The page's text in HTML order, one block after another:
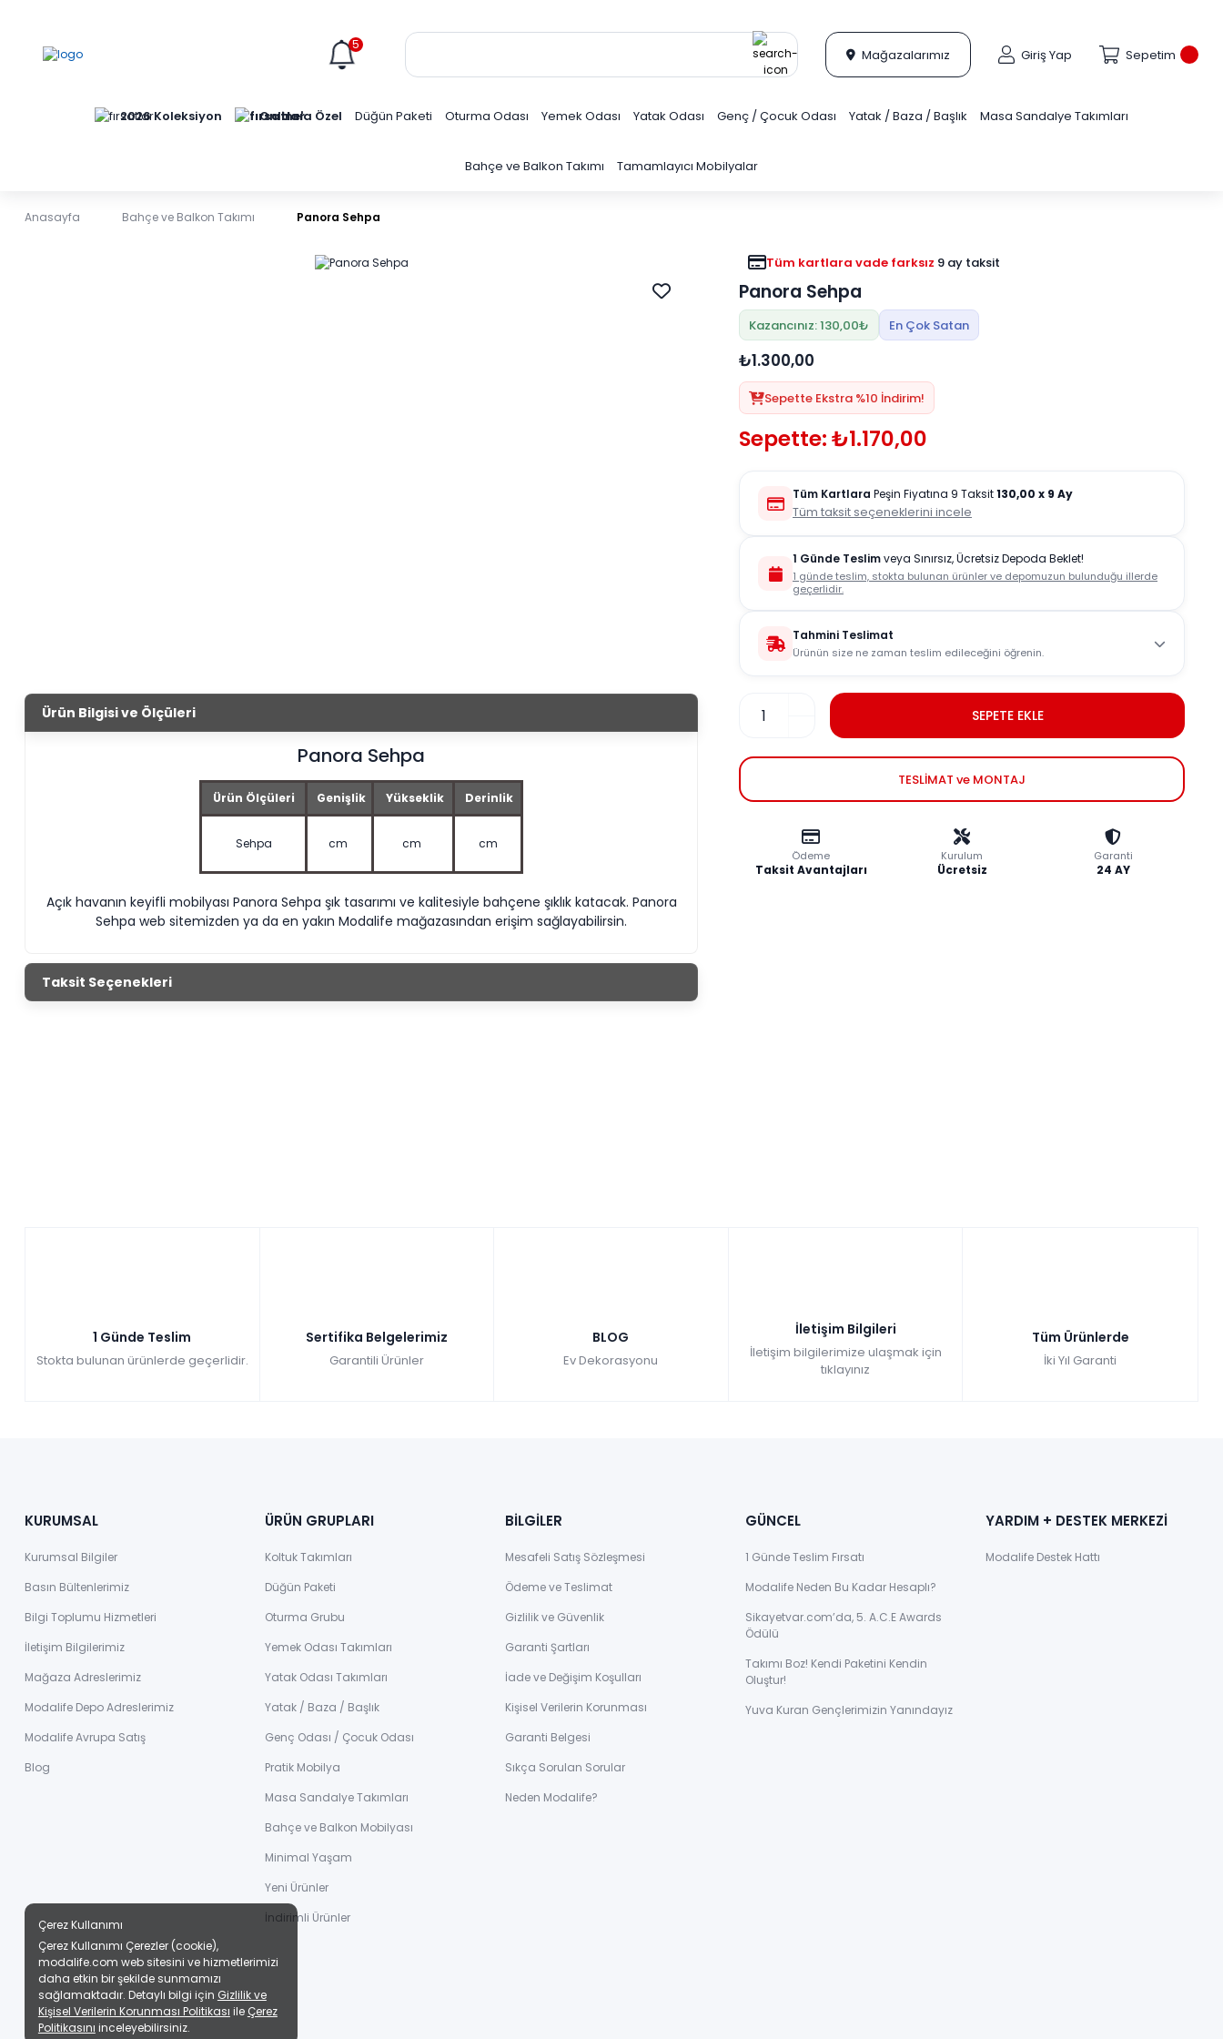
5
Mağazalarımız Giriş Yap Sepetim
2026 Koleksiyon Online'a Özel Düğün Paketi Oturma Odası Yemek Odası Yatak Odası Genç / Çocuk Odası Yatak / Baza / Başlık Masa Sandalye Takımları
Bahçe ve Balkon Takımı Tamamlayıcı Mobilyalar
Anasayfa Bahçe ve Balkon Takımı Panora Sehpa
Ürün Bilgisi ve Ölçüleri
Panora Sehpa
Ürün Ölçüleri Genişlik Yükseklik Derinlik
Sehpa cm cm cm
Açık havanın keyifli mobilyası Panora Sehpa şık tasarımı ve kalitesiyle bahçene şıklık katacak. Panora
Sehpa web sitemizden ya da en yakın Modalife mağazasından erişim sağlayabilirsin.
Taksit Seçenekleri
Tüm kartlara vade farksız 9 ay taksit
Panora Sehpa
Kazancınız: 130,00₺ En Çok Satan
₺1.300,00
Sepette Ekstra %10 İndirim!
Sepette: ₺1.170,00
Tüm Kartlara Peşin Fiyatına 9 Taksit130,00 x 9 Ay
Tüm taksit seçeneklerini incele
1 Günde Teslimveya Sınırsız, Ücretsiz Depoda Beklet!
1 günde teslim, stokta bulunan ürünler ve depomuzun bulunduğu illerde
geçerlidir.
Tahmini Teslimat
Ürünün size ne zaman teslim edileceğini öğrenin.
SEPETE EKLE
TESLİMAT ve MONTAJ
Ödeme
Taksit Avantajları
Kurulum
Ücretsiz
Garanti
24 AY
1 Günde Teslim
Stokta bulunan ürünlerde geçerlidir.
Sertifika Belgelerimiz
Garantili Ürünler
BLOG
Ev Dekorasyonu
İletişim Bilgileri
İletişim bilgilerimize ulaşmak için
tıklayınız
Tüm Ürünlerde
İki Yıl Garanti
KURUMSAL
Kurumsal Bilgiler
Basın Bültenlerimiz
Bilgi Toplumu Hizmetleri
İletişim Bilgilerimiz
Mağaza Adreslerimiz
Modalife Depo Adreslerimiz
Modalife Avrupa Satış
Blog
ÜRÜN GRUPLARI
Koltuk Takımları
Düğün Paketi
Oturma Grubu
Yemek Odası Takımları
Yatak Odası Takımları
Yatak / Baza / Başlık
Genç Odası / Çocuk Odası
Pratik Mobilya
Masa Sandalye Takımları
Bahçe ve Balkon Mobilyası
Minimal Yaşam
Yeni Ürünler
İndirimli Ürünler
BİLGİLER
Mesafeli Satış Sözleşmesi
Ödeme ve Teslimat
Gizlilik ve Güvenlik
Garanti Şartları
İade ve Değişim Koşulları
Kişisel Verilerin Korunması
Garanti Belgesi
Sıkça Sorulan Sorular
Neden Modalife?
GÜNCEL
1 Günde Teslim Fırsatı
Modalife Neden Bu Kadar Hesaplı?
Sikayetvar.com’da, 5. A.C.E Awards
Ödülü
Takımı Boz! Kendi Paketini Kendin
Oluştur!
Yuva Kuran Gençlerimizin Yanındayız
YARDIM + DESTEK MERKEZİ
Modalife Destek Hattı
Çerez Kullanımı
Çerez Kullanımı Çerezler (cookie),
modalife.com web sitesini ve hizmetlerimizi
daha etkin bir şekilde sunmamızı
sağlamaktadır. Detaylı bilgi için Gizlilik ve
Kişisel Verilerin Korunması Politikası ile Çerez
Politikasını inceleyebilirsiniz.